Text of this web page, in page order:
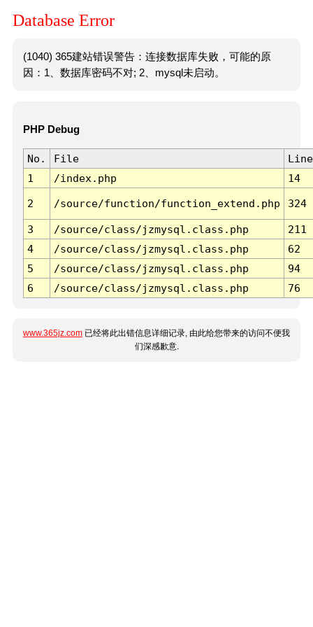
Database Error
(1040) 365建站错误警告：连接数据库失败，可能的原
因：1、数据库密码不对; 2、mysql未启动。
PHP Debug
No. File
Line
1
/index.php 14
2 /source/function/function_extend.php 324
3 /source/class/jzmysql.class.php
211
4
/source/class/jzmysql.class.php
62
5
/source/class/jzmysql.class.php
94
6
/source/class/jzmysql.class.php 76
www.365jz.com 已经将此出错信息详细记录, 由此给您带来的访问不便我
们深感歉意.